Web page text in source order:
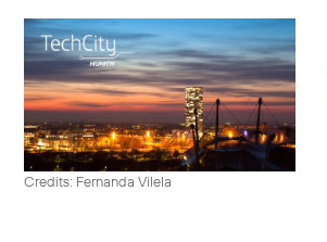
Credits: Fernanda Vilela